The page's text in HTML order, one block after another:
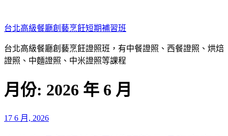
至
主
要
內
台北高級餐廳創藝烹飪短期補習班
台北高級餐廳創藝烹飪證照班，有中餐證照、西餐證照、烘焙
證照、中麵證照、中米證照等課程
月份: 2026 年 6 月
發
17 6 月, 2026